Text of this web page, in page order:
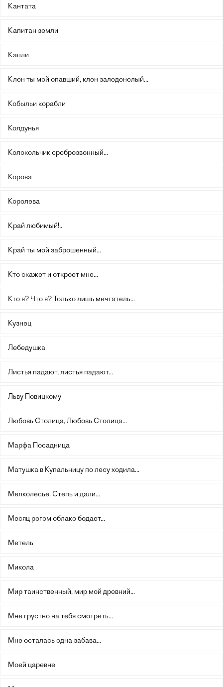
Кантата
Капитан земли
Капли
Клен ты мой опавший, клен заледенелый...
Кобыльи корабли
Колдунья
Колокольчик среброзвонный...
Корова
Королева
Край любимый!..
Край ты мой заброшенный...
Кто скажет и откроет мне...
Кто я? Что я? Только лишь мечтатель...
Кузнец
Лебедушка
Листья падают, листья падают...
Льву Повицкому
Любовь Столица, Любовь Столица...
Марфа Посадница
Матушка в Купальницу по лесу ходила...
Мелколесье. Степь и дали...
Месяц рогом облако бодает...
Метель
Микола
Мир таинственный, мир мой древний...
Мне грустно на тебя смотреть...
Мне осталась одна забава...
Моей царевне